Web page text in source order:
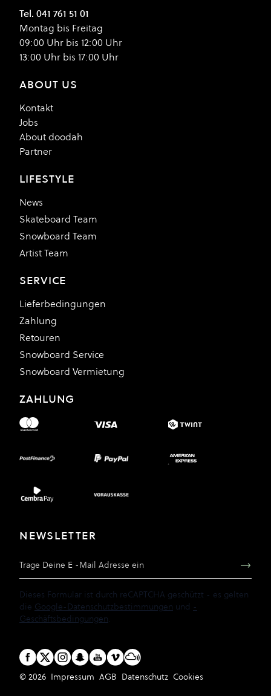
Tel. 041 761 51 01
Montag bis Freitag
09:00 Uhr bis 12:00 Uhr
13:00 Uhr bis 17:00 Uhr
ABOUT US
Kontakt
Jobs
About doodah
Partner
LIFESTYLE
News
Skateboard Team
Snowboard Team
Artist Team
SERVICE
Lieferbedingungen
Zahlung
Retouren
Snowboard Service
Snowboard Vermietung
ZAHLUNG
NEWSLETTER
Dieses Formular ist durch reCAPTCHA geschützt - es gelten
die Google-Datenschutzbestimmungen und -
Geschäftsbedingungen.
© 2026 Impressum AGB Datenschutz Cookies